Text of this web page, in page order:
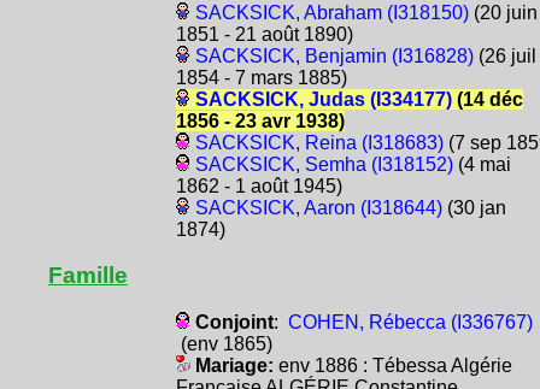
SACKSICK, Abraham (I318150)(20 juin
1851 - 21 août 1890)
SACKSICK, Benjamin (I316828)(26 juil
1854 - 7 mars 1885)
SACKSICK, Judas (I334177)(14 déc
1856 - 23 avr 1938)
SACKSICK, Reina (I318683)(7 sep
SACKSICK, Semha (I318152)(4 mai
1862 - 1 août 1945)
SACKSICK, Aaron (I318644)(30 jan
1874)
Famille
Conjoint: COHEN, Rébecca (I336767)
(env 1865)
Mariage: env 1886 : Tébessa Algérie